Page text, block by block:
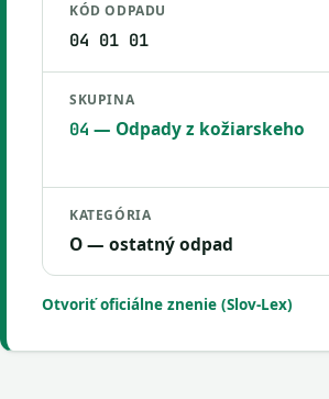
KÓD ODPADU
04 01 01
SKUPINA
04 — Odpady z kožiarskeho
KATEGÓRIA
O — ostatný odpad
Otvoriť oficiálne znenie (Slov-Lex)